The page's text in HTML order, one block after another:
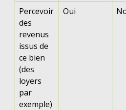
Percevoir
des
revenus
issus de
ce bien
(des
loyers
par
exemple)
Oui